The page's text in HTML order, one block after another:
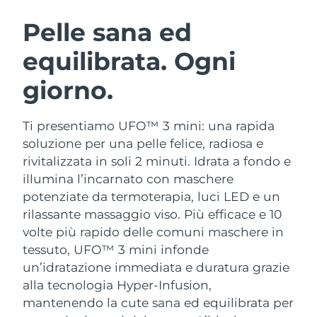
Pelle sana ed
equilibrata. Ogni
giorno.
Ti presentiamo UFO™ 3 mini: una rapida
soluzione per una pelle felice, radiosa e
rivitalizzata in soli 2 minuti. Idrata a fondo e
illumina l’incarnato con maschere
potenziate da termoterapia, luci LED e un
rilassante massaggio viso. Più efficace e 10
volte più rapido delle comuni maschere in
tessuto, UFO™ 3 mini infonde
un’idratazione immediata e duratura grazie
alla tecnologia Hyper-Infusion,
mantenendo la cute sana ed equilibrata per
Detersione viso
Anti-aging massage
LUNA™ 4 Plus
Massage, LED heating
LUNA™ 4 Men
For men, anti-aging massage
Microcurrent toning
BEAR™ 2 go
Microcurrent toning on-the-go
BEAR™ 2 eyes & lips
Microcurrent line smoothing device
Idratazione
UFO™ 3 pacchetto
Deep facial hydration
UFO™ 3 LED
Near-infrared and red light therapy
device
Igiene orale
issa™ 4
Hybrid silicone sonic toothbrush
issa™ 4 plus
Smart hybrid silicone sonic toothbrush
TRATTAMENTI ANTI-AGE FAQ™
Anti-age Trattamenti LED
NEW
Austria Consegna stimata
Bahrein Consegna stimata
Belgio
Bermuda Consegna stimata8/16/26
Bosnia ed
Erzegovina
Consegna stimata8/13/26
Brunei Consegna stimata 8/15/26
Bulgaria Consegna stimata 8/10/26
Canada Consegna stimata8/14/26
Cile Consegna stimata8/14/26